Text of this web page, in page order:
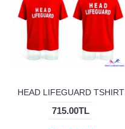
HEAD LIFEGUARD TSHIRT
715.00TL